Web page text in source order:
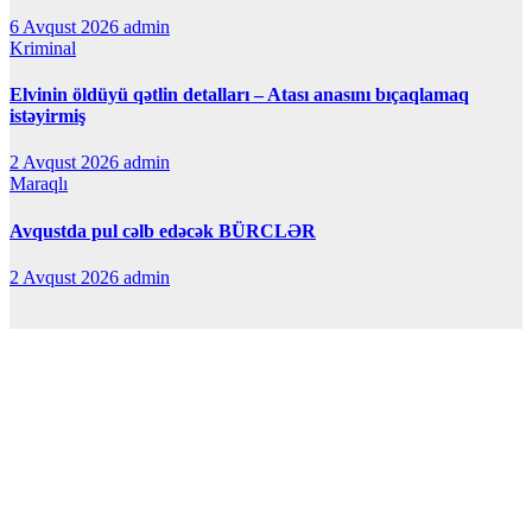
6 Avqust 2026 admin
Kriminal
Elvinin öldüyü qətlin detalları – Atası anasını bıçaqlamaq
istəyirmiş
2 Avqust 2026 admin
Maraqlı
Avqustda pul cəlb edəcək BÜRCLƏR
2 Avqust 2026 admin